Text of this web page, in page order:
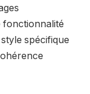
fonctionnalité
spécifique